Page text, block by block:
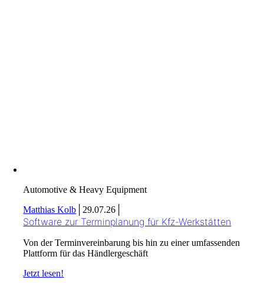
Automotive & Heavy Equipment
Matthias Kolb
29.07.26
Software zur Terminplanung für Kfz-Werkstätten
Von der Terminvereinbarung bis hin zu einer umfassenden
Plattform für das Händlergeschäft
Jetzt lesen!